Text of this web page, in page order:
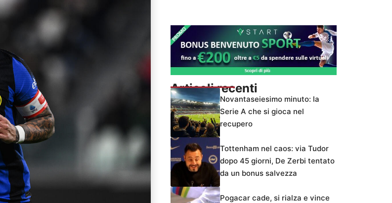
Articoli recenti
Novantaseiesimo minuto: la
Serie A che si gioca nel
recupero
Tottenham nel caos: via Tudor
dopo 45 giorni, De Zerbi tentato
da un bonus salvezza
Pogacar cade, si rialza e vince